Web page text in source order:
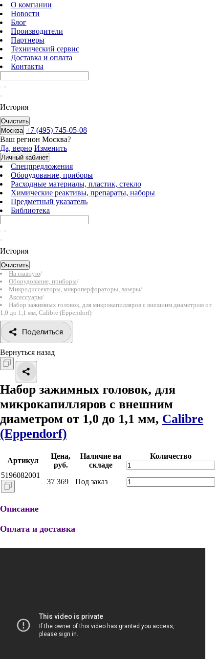
О компании
Новости
Блог
Производители
Партнеры
Технический сервис
Доставка и оплата
Контакты
История
Очистить
Москва +7 (495) 745-05-08
Ваш регион Москва?
Да, верно Изменить
Личный кабинет
Спецпредложения
Оборудование, приборы
Расходные материалы, пластик, стекло
Химические реактивы, препараты, наборы
Предметный указатель
Библиотека
История
Очистить
На главную/
Оборудование, приборы/
Микродиссекторы, микроперфораторы, лазеры/
Аксессуары/
Набор зажимных головок, для микрокапилляров с внешним диаметром от
1,0 до 1,1 мм, Calibre (Eppendorf)
Поделиться
Вернуться назад
Набор зажимных головок, для
микрокапилляров с внешним
диаметром от 1,0 до 1,1 мм, Calibre
(Eppendorf)
Артикул
Цена,
руб.
Наличие на
складе
Количество
5196082001
37 369 Под заказ
Описание
Оплата и доставка